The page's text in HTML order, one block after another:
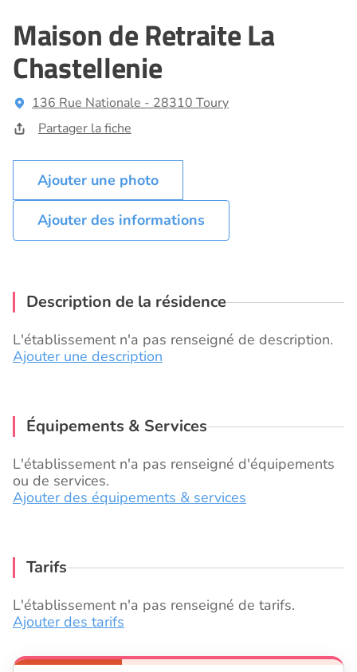
Maison de Retraite La
Chastellenie
136 Rue Nationale - 28310 Toury
Partager la fiche
Ajouter des informations
Description de la résidence
L'établissement n'a pas renseigné de description.
Ajouter une description
Équipements & Services
L'établissement n'a pas renseigné d'équipements
ou de services.
Ajouter des équipements & services
Tarifs
L'établissement n'a pas renseigné de tarifs.
Ajouter des tarifs